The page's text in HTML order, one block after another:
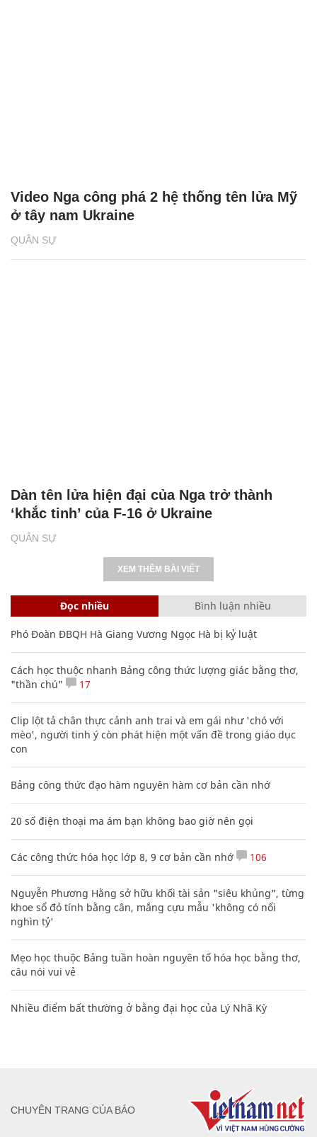
QUÂN SỰ
Video Nga công phá 2 hệ thống tên lửa Mỹ
ở tây nam Ukraine
QUÂN SỰ
Dàn tên lửa hiện đại của Nga trở thành
‘khắc tinh’ của F-16 ở Ukraine
XEM THÊM BÀI VIẾT
Đọc nhiều Bình luận nhiều
Phó Đoàn ĐBQH Hà Giang Vương Ngọc Hà bị kỷ luật
Cách học thuộc nhanh Bảng công thức lượng giác bằng thơ,
"thần chú"
17
Clip lột tả chân thực cảnh anh trai và em gái như 'chó với
mèo', người tinh ý còn phát hiện một vấn đề trong giáo dục
con
Bảng công thức đạo hàm nguyên hàm cơ bản cần nhớ
20 số điện thoại ma ám bạn không bao giờ nên gọi
Các công thức hóa học lớp 8, 9 cơ bản cần nhớ 106
Nguyễn Phương Hằng sở hữu khối tài sản "siêu khủng", từng
khoe sổ đỏ tính bằng cân, mắng cựu mẫu 'không có nổi
nghìn tỷ'
Mẹo học thuộc Bảng tuần hoàn nguyên tố hóa học bằng thơ,
câu nói vui vẻ
Nhiều điểm bất thường ở bằng đại học của Lý Nhã Kỳ
CHUYÊN TRANG CỦA BÁO